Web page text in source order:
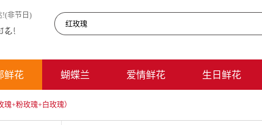
!(非节日)
提供北京鲜花订购、网上订花、送花上门服务!
鲜花 蝴蝶兰 爱情鲜花 生日鲜花
+粉玫瑰+白玫瑰）